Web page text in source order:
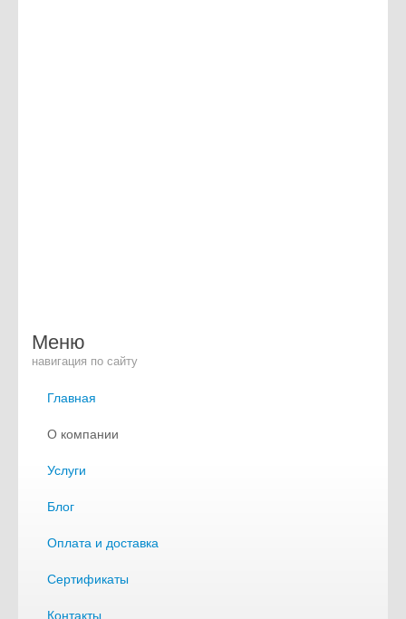
Меню
навигация по сайту
Главная
О компании
Услуги
Блог
Оплата и доставка
Сертификаты
Контакты